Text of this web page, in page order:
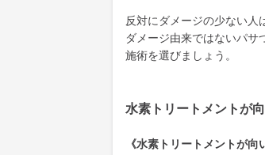
反対にダメージの少ない人
ダメージ由来ではないパサ
施術を選びましょう。
水素トリートメントが
《水素トリートメントが向